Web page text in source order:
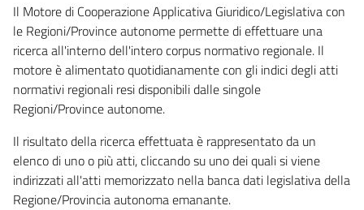
Il Motore di Cooperazione Applicativa Giuridico/Legislativa con
le Regioni/Province autonome permette di effettuare una
ricerca all'interno dell'intero corpus normativo regionale. Il
motore è alimentato quotidianamente con gli indici degli atti
normativi regionali resi disponibili dalle singole
Regioni/Province autonome.
Il risultato della ricerca effettuata è rappresentato da un
elenco di uno o più atti, cliccando su uno dei quali si viene
indirizzati all'atti memorizzato nella banca dati legislativa della
Regione/Provincia autonoma emanante.